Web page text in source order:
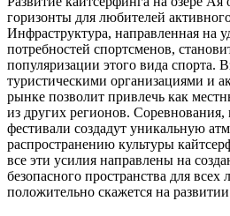
горизонты для любителей
Инфраструктура, направленная на
потребностей спортсменов,
популяризации этого вида спорта.
туристическими организациями и
рынке позволит привлечь как
из других регионов. Соревнования,
фестивали создадут уникальную
распространению культуры
все эти усилия направлены на
безопасного пространства для
положительно скажется на